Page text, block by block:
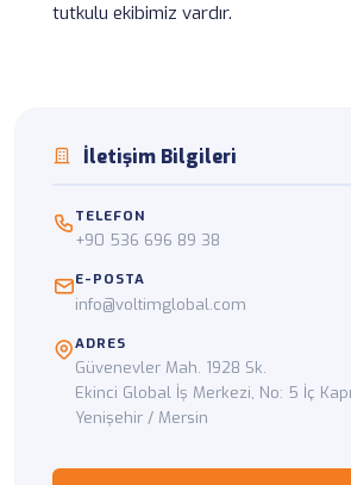
tutkulu ekibimiz vardır.
İletişim Bilgileri
TELEFON
+90 536 696 89 38
E-POSTA
info@voltimglobal.com
ADRES
Güvenevler Mah. 1928 Sk.
Ekinci Global İş Merkezi, No: 5 İç
Yenişehir / Mersin